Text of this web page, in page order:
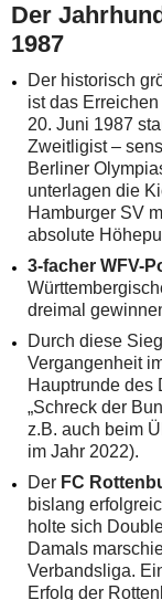
Der
1987
Der historisch
ist das
20. Juni 1987
Zweitligist –
Berliner
unterlagen die
Hamburger SV
absolute
3-facher WFV-
dreimal
Durch diese
Vergangenheit
Hauptrunde des
„Schreck der
z.B. auch beim
im Jahr 2022).
Der FC
bislang
holte sich
Damals
Verbandsliga.
Erfolg der